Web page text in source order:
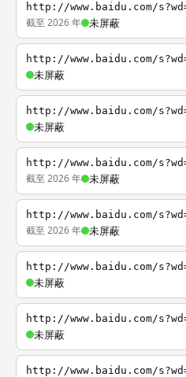
http://www.baidu.com/
截至 2026 年 未屏蔽
http://www.baidu.com/
未屏蔽
http://www.baidu.com/
未屏蔽
http://www.baidu.com/
截至 2026 年 未屏蔽
http://www.baidu.com/
截至 2026 年 未屏蔽
http://www.baidu.com/
未屏蔽
http://www.baidu.com/
未屏蔽
http://www.baidu.com/